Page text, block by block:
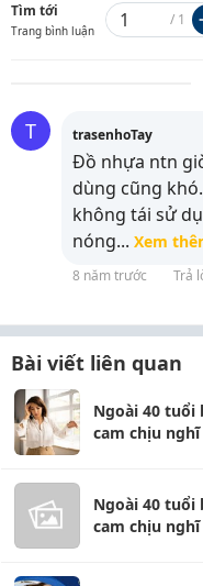
Tìm tới
Trang bình luận
/ 1
T trasenhoTay
Đồ nhựa ntn
dùng cũng
không tái sử
nóng... Xem
8 năm trước Trả
Bài viết liên quan
Ngoài 40
cam chịu
Ngoài 40
cam chịu